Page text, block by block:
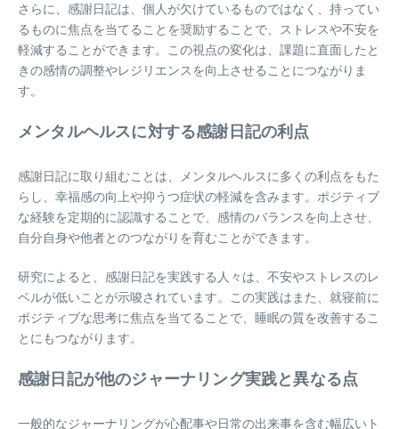
さらに、感謝日記は、個人が欠けているものではなく、持ってい
るものに焦点を当てることを奨励することで、ストレスや不安を
軽減することができます。この視点の変化は、課題に直面したと
きの感情の調整やレジリエンスを向上させることにつながりま
す。
メンタルヘルスに対する感謝日記の利点
感謝日記に取り組むことは、メンタルヘルスに多くの利点をもた
らし、幸福感の向上や抑うつ症状の軽減を含みます。ポジティブ
な経験を定期的に認識することで、感情のバランスを向上させ、
自分自身や他者とのつながりを育むことができます。
研究によると、感謝日記を実践する人々は、不安やストレスのレ
ベルが低いことが示唆されています。この実践はまた、就寝前に
ポジティブな思考に焦点を当てることで、睡眠の質を改善するこ
とにもつながります。
感謝日記が他のジャーナリング実践と異なる点
一般的なジャーナリングが心配事や日常の出来事を含む幅広いト